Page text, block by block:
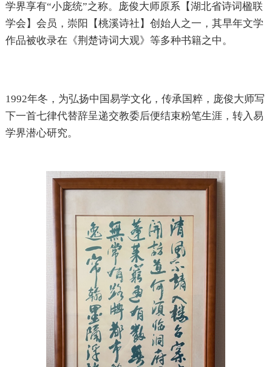
学界享有“小庞统”之称。庞俊大师原系【湖北省诗词楹联
学会】会员，崇阳【桃溪诗社】创始人之一，其早年文学
作品被收录在《荆楚诗词大观》等多种书籍之中。
1992年冬，为弘扬中国易学文化，传承国粹，庞俊大师写
下一首七律代替辞呈递交教委后便结束粉笔生涯，转入易
学界潜心研究。